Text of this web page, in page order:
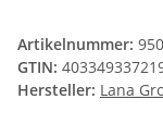
Artikelnummer:
GTIN:
Hersteller: Lana